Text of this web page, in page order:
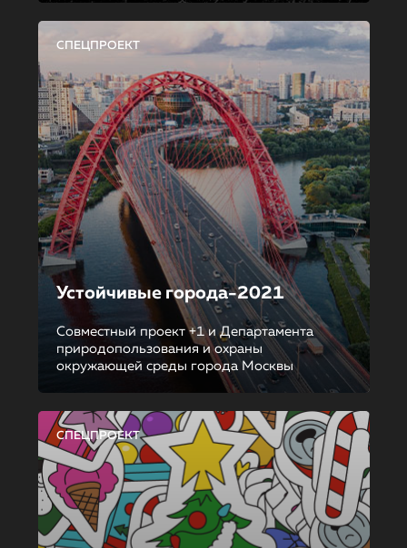
СПЕЦПРОЕКТ
Устойчивые города-2021
Совместный проект +1 и Департамента
природопользования и охраны
окружающей среды города Москвы
СПЕЦПРОЕКТ